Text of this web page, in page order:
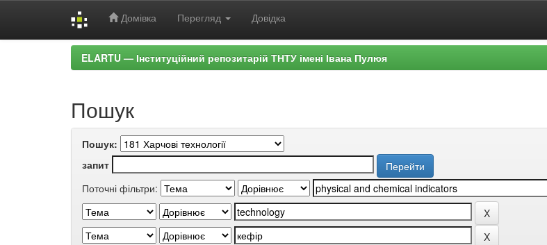
Домівка Перегляд Довідка
ELARTU — Інституційний репозитарій ТНТУ імені Івана Пулюя
Пошук
Пошук:
запит
Поточні фільтри: